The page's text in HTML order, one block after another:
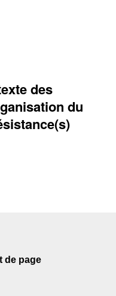
des
du
de page